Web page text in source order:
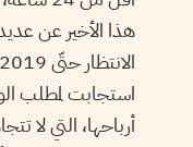
هذا الأخير عن
استجابت لمطلب
أرباحها، التي لا